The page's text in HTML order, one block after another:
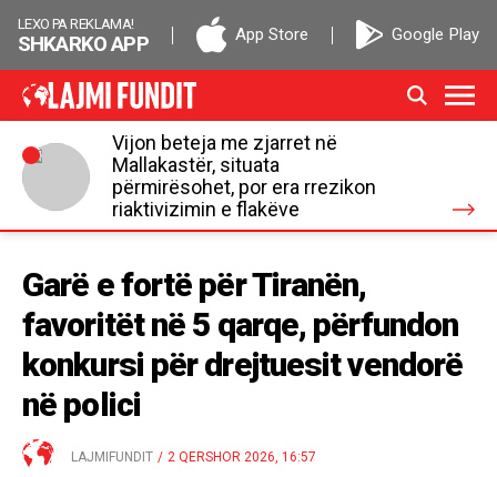
LEXO PA REKLAMA!
SHKARKO APP App Store Google Play
Vijon beteja me zjarret në
Mallakastër, situata
përmirësohet, por era rrezikon
riaktivizimin e flakëve
Garë e fortë për Tiranën,
favoritët në 5 qarqe, përfundon
konkursi për drejtuesit vendorë
në polici
LAJMIFUNDIT / 2 QERSHOR 2026, 16:57